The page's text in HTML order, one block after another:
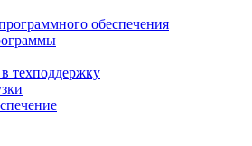
обеспечения
техподдержку